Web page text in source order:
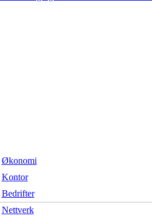
Økonomi
Kontor
Bedrifter
Nettverk